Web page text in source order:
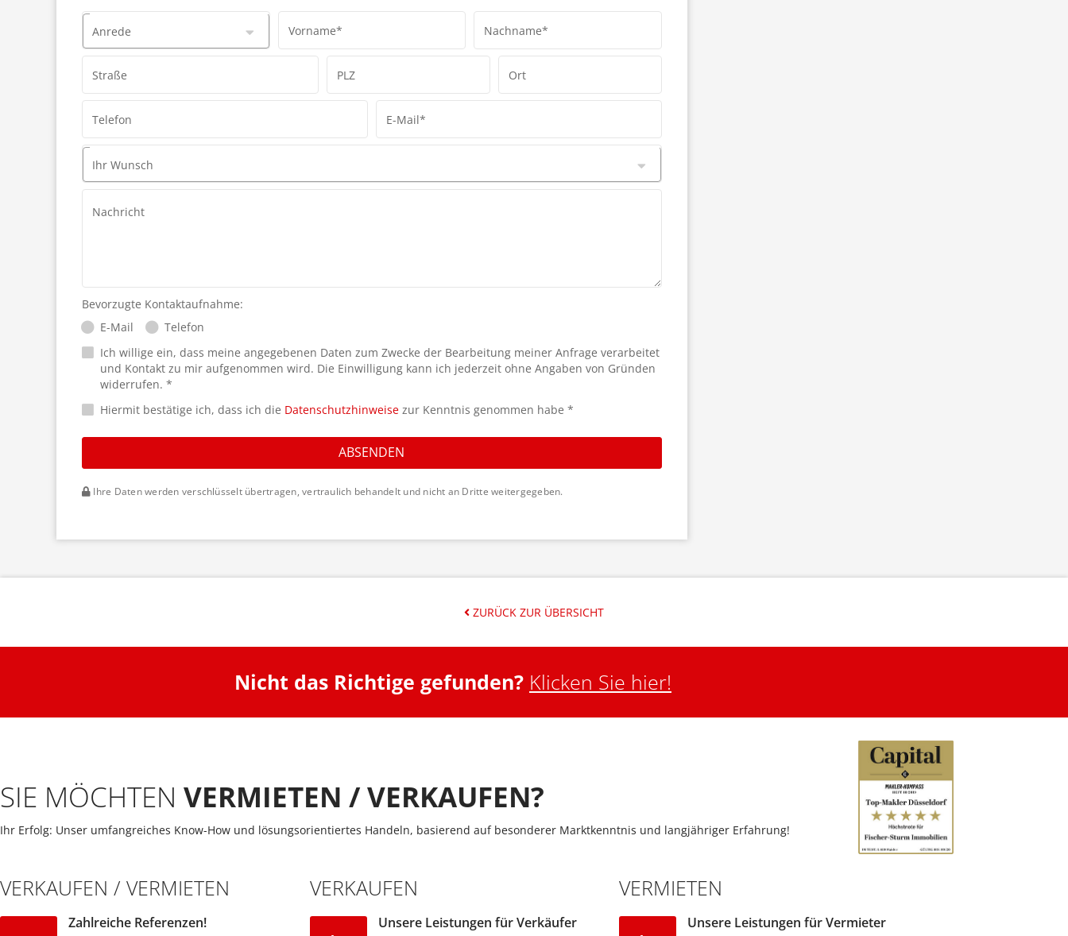
Anrede Vorname* Nachname*
Straße PLZ Ort
Telefon E-Mail*
Ihr Wunsch
Nachricht
Bevorzugte Kontaktaufnahme:
E-Mail
Telefon
Ich willige ein, dass meine angegebenen Daten zum Zwecke der Bearbeitung meiner Anfrage verarbeitet
und Kontakt zu mir aufgenommen wird. Die Einwilligung kann ich jederzeit ohne Angaben von Gründen
widerrufen. *
Hiermit bestätige ich, dass ich die Datenschutzhinweise zur Kenntnis genommen habe *
ABSENDEN
Ihre Daten werden verschlüsselt übertragen, vertraulich behandelt und nicht an Dritte weitergegeben.
ZURÜCK ZUR ÜBERSICHT
Nicht das Richtige gefunden? Klicken Sie hier!
SIE MÖCHTEN VERMIETEN / VERKAUFEN?
Ihr Erfolg: Unser umfangreiches Know-How und lösungsorientiertes Handeln, basierend auf besonderer Marktkenntnis und langjähriger Erfahrung!
VERKAUFEN / VERMIETEN
Zahlreiche Referenzen!
VERKAUFEN
Unsere Leistungen für Verkäufer
VERMIETEN
Unsere Leistungen für Vermieter